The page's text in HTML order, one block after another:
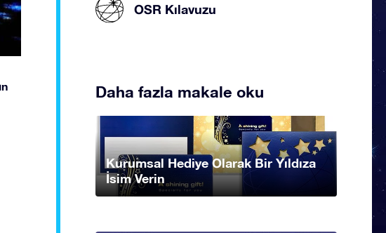
OSR Kılavuzu
Daha fazla makale oku
Kurumsal Hediye Olarak Bir Yıldıza
İsim Verin